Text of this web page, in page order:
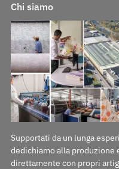
Chi siamo
Supportati da un lunga
dedichiamo alla
direttamente con propri